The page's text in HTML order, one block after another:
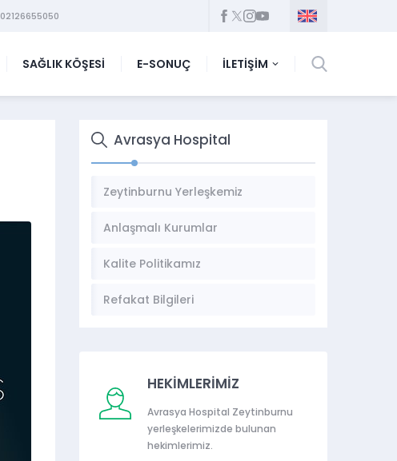
02126655050
SAĞLIK KÖŞESİ E-SONUÇ İLETİŞİM
Avrasya Hospital
Zeytinburnu Yerleşkemiz
Anlaşmalı Kurumlar
Kalite Politikamız
Refakat Bilgileri
HEKİMLERİMİZ
Avrasya Hospital Zeytinburnu
yerleşkelerimizde bulunan
hekimlerimiz.